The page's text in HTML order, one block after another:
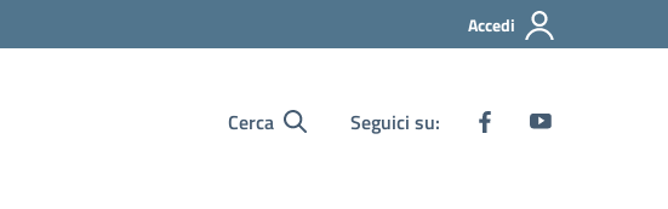
Accedi
Cerca Seguici su: